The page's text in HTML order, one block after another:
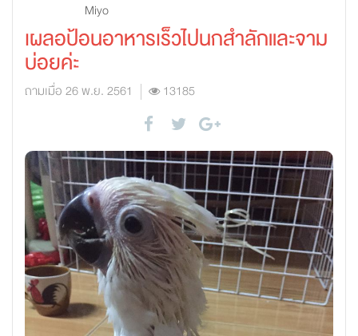
Miyo
เผลอป้อนอาหารเร็วไปนกสำลักและจาม
บ่อยค่ะ
ถามเมื่อ 26 พ.ย. 2561 13185